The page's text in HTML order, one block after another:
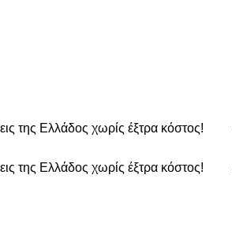
της Ελλάδος χωρίς έξτρα κόστος!
της Ελλάδος χωρίς έξτρα κόστος!